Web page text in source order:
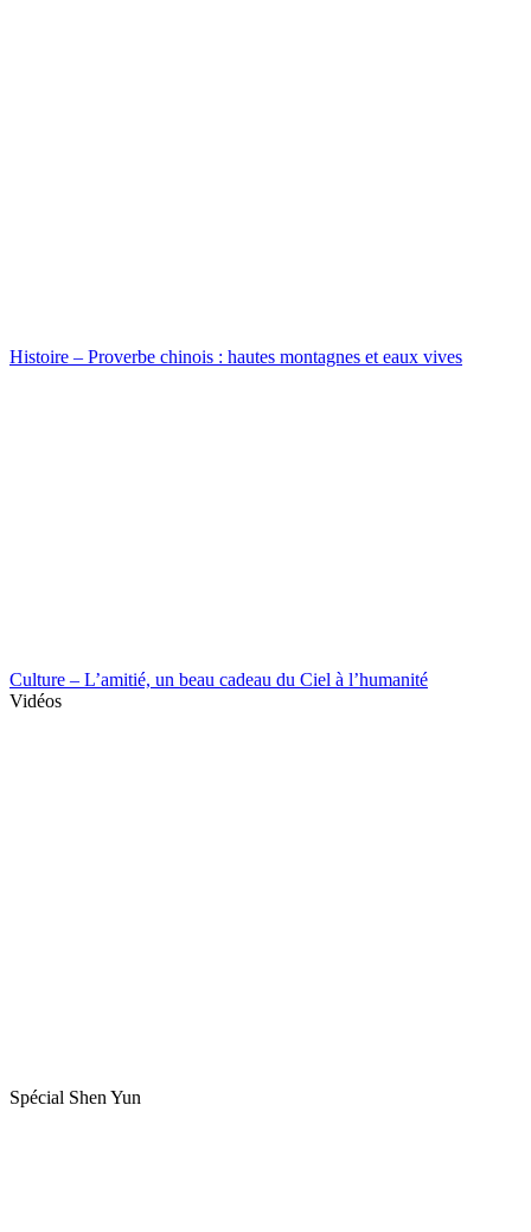
Histoire – Proverbe chinois : hautes montagnes et eaux vives
Culture – L’amitié, un beau cadeau du Ciel à l’humanité
Vidéos
Spécial Shen Yun